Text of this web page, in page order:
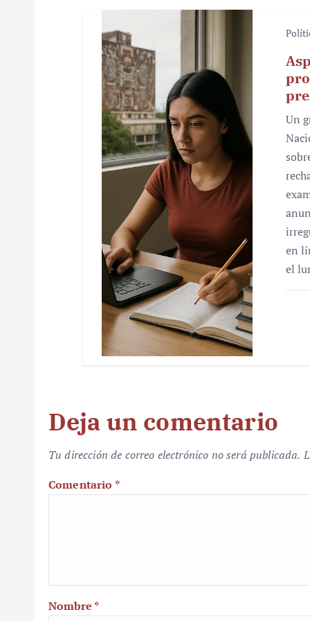
Un
en
el
Deja un comentario
Tu dirección de correo electrónico no será publicada.
Comentario *
Nombre *